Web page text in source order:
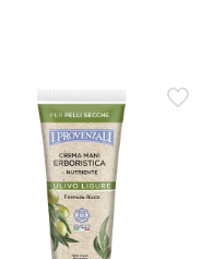
Applicare